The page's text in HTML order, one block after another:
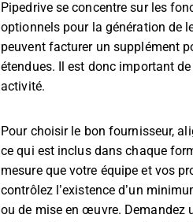
Pipedrive se concentre sur les
optionnels pour la génération de
peuvent facturer un supplément
étendues. Il est donc important
activité.
Pour choisir le bon fournisseur,
ce qui est inclus dans chaque
mesure que votre équipe et vos
contrôlez l’existence d’un
ou de mise en œuvre. Demandez